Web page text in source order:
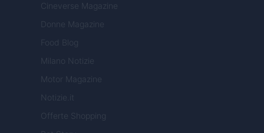
Cineverse Magazine
Donne Magazine
Food Blog
Milano Notizie
Motor Magazine
Notizie.it
Offerte Shopping